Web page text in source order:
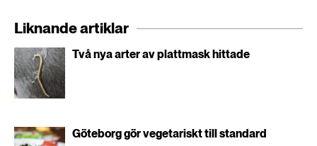
Liknande artiklar
Två nya arter av plattmask hittade
Göteborg gör vegetariskt till standard